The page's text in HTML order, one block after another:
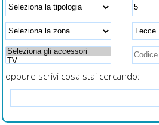
letto per ricarica veloce
smartphone
oppure scrivi cosa stai cercando: